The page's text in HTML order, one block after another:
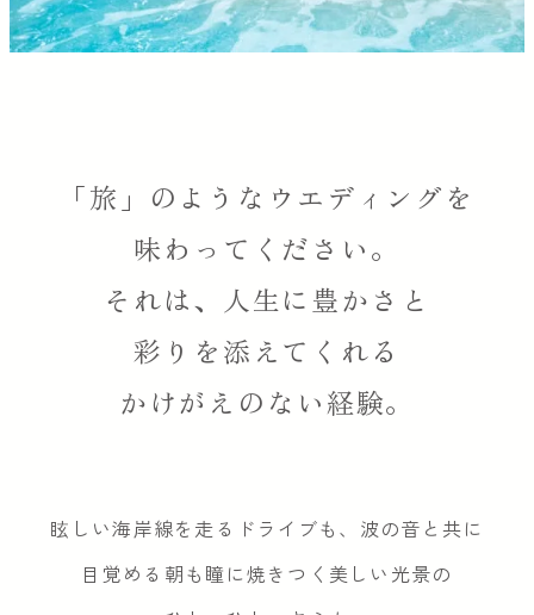
「旅」のようなウエディングを
味わってください。
それは、人生に豊かさと
彩りを添えてくれる
かけがえのない経験。
眩しい海岸線を走るドライブも、波の音と共に
目覚める朝も瞳に焼きつく美しい光景の